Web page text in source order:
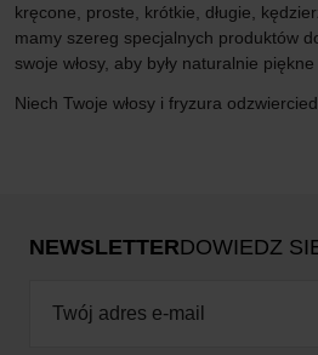
kręcone, proste, krótkie, długie,
mamy szereg specjalnych produktów
swoje włosy, aby były naturalnie piękne
Niech Twoje włosy i fryzura
NEWSLETTERDOWIEDZ